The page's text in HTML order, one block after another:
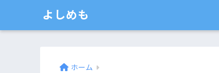
よしめも
ホーム